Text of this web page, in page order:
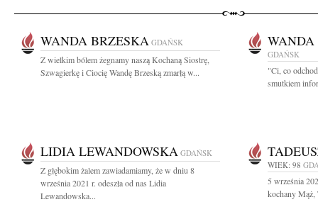
WANDA BRZESKA GDAŃSK
Z wielkim bólem żegnamy naszą Kochaną Siostrę,
Szwagierkę i Ciocię Wandę Brzeską zmarłą w...
GDAŃSK
"Ci, co
smutkiem
LIDIA LEWANDOWSKA GDAŃSK
Z głębokim żalem zawiadamiamy, że w dniu 8
września 2021 r. odeszła od nas Lidia
Lewandowska...
WIEK: 98
5 września
kochany Mąż,